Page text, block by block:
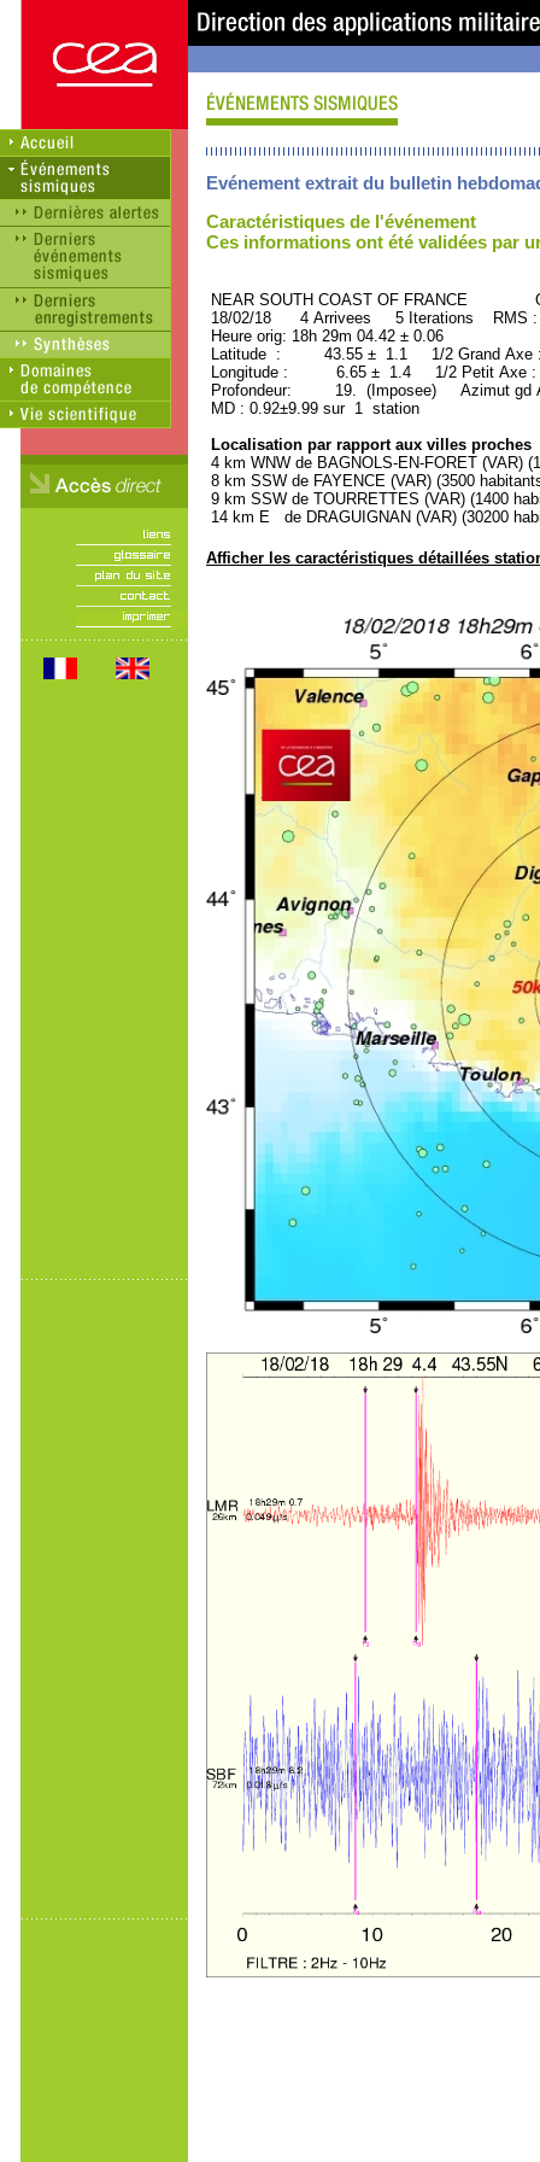
Evénement extrait du bulletin
Caractéristiques de l'événement
Ces informations ont été validées par
NEAR SOUTH COAST OF FRANCE
18/02/18 4 Arrivees 5 Iterations RMS
Heure orig: 18h 29m 04.42 ± 0.06
Latitude : 43.55 ± 1.1 1/2 Grand
Longitude : 6.65 ± 1.4 1/2 Petit Axe
Profondeur: 19. (Imposee) Azimut gd
MD : 0.92±9.99 sur 1 station
Localisation par rapport aux villes proches
4 km WNW de BAGNOLS-EN-FORET (VAR)
8 km SSW de FAYENCE (VAR) (3500
9 km SSW de TOURRETTES (VAR) (1400
14 km E de DRAGUIGNAN (VAR) (30200
Afficher les caractéristiques détaillées